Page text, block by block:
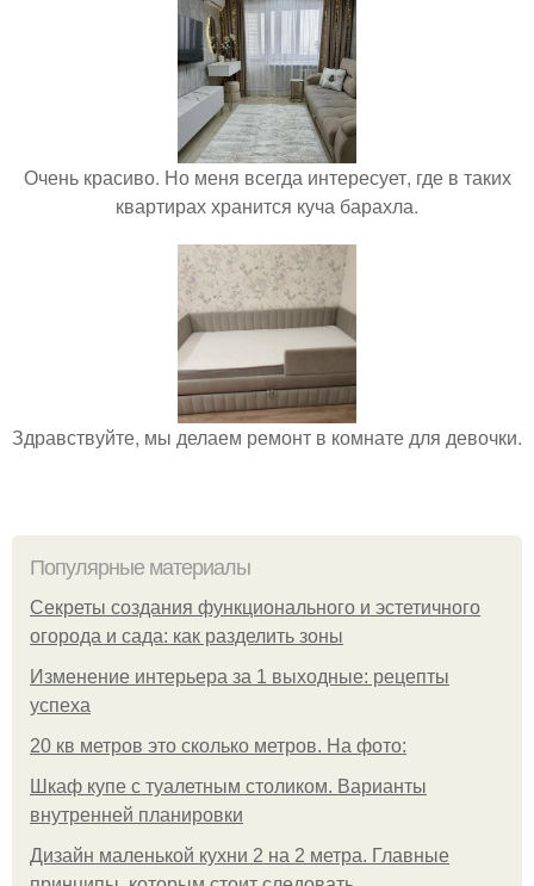
Очень красиво. Но меня всегда интересует, где в таких
квартирах хранится куча барахла.
Здравствуйте, мы делаем ремонт в комнате для девочки.
Популярные материалы
Секреты создания функционального и эстетичного
огорода и сада: как разделить зоны
Изменение интерьера за 1 выходные: рецепты
успеха
20 кв метров это сколько метров. На фото:
Шкаф купе с туалетным столиком. Варианты
внутренней планировки
Дизайн маленькой кухни 2 на 2 метра. Главные